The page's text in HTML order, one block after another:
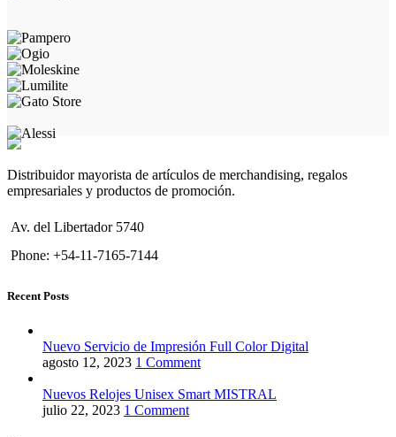
Distribuidor mayorista de artículos de merchandising, regalos
empresariales y productos de promoción.
Av. del Libertador 5740
Phone: +54-11-7165-7144
Recent Posts
Nuevo Servicio de Impresión Full Color Digital
agosto 12, 2023 1 Comment
Nuevos Relojes Unisex Smart MISTRAL
julio 22, 2023 1 Comment